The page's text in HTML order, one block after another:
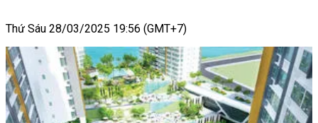
Thứ Sáu 28/03/2025 19:56 (GMT+7)